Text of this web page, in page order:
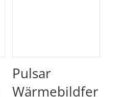
Pulsar
Wärmebildfer